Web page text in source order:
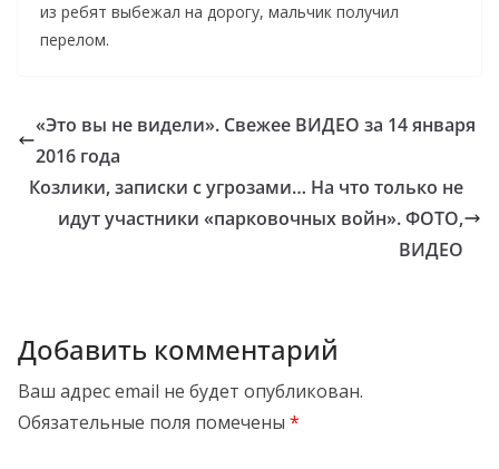
из ребят выбежал на дорогу, мальчик получил
перелом.
«Это вы не видели». Свежее ВИДЕО за 14 января
2016 года
Козлики, записки с угрозами… На что только не
идут участники «парковочных войн». ФОТО,
ВИДЕО
Добавить комментарий
Ваш адрес email не будет опубликован.
Обязательные поля помечены *